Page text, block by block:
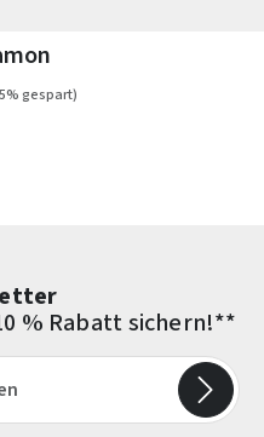
gespart)
% Rabatt sichern!**